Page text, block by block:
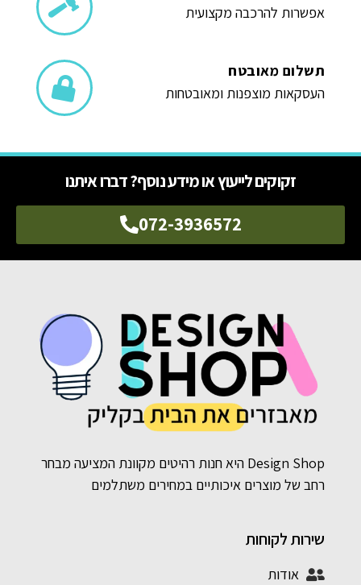
אפשרות להרכבה מקצועית
תשלום מאובטח
העסקאות מוצפנות ומאובטחות
זקוקים לייעוץ או מידע נוסף? דברו איתנו
072-3936572
Design Shop היא חנות רהיטים מקוונת המציעה מבחר
רחב של מוצרים איכותיים במחירים משתלמים
שירות לקוחות
אודות